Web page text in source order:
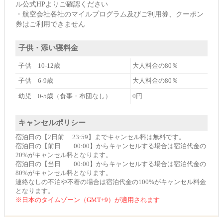
ル公式HPよりご確認ください
・航空会社各社のマイルプログラム及びご利用券、クーポン
券はご利用できません
子供・添い寝料金
子供 10-12歳 大人料金の80％
子供 6-9歳 大人料金の80％
幼児 0-5歳（食事・布団なし） 0円
キャンセルポリシー
宿泊日の【2日前 23:59】までキャンセル料は無料です。
宿泊日の【前日 00:00】からキャンセルする場合は宿泊代金の
20%がキャンセル料となります。
宿泊日の【当日 00:00】からキャンセルする場合は宿泊代金の
80%がキャンセル料となります。
連絡なしの不泊や不着の場合は宿泊代金の100%がキャンセル料金
となります。
※日本のタイムゾーン（GMT+9）が適用されます